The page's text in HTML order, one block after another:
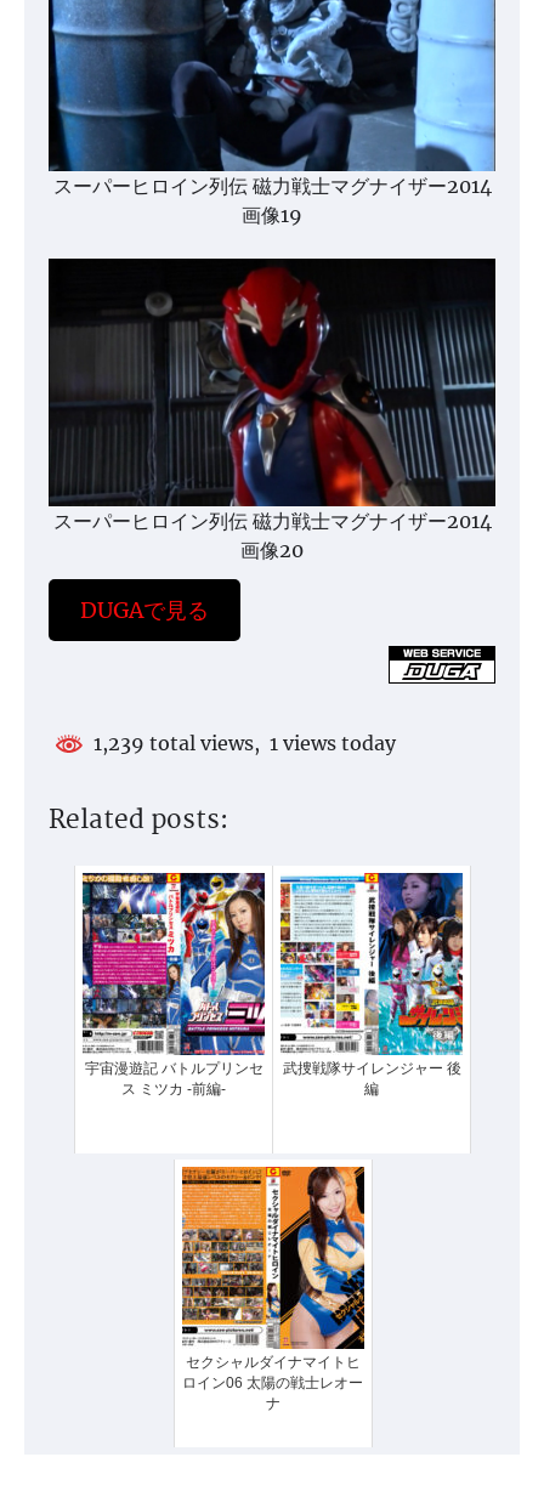
スーパーヒロイン列伝 磁力戦士マグナイザー2014
画像19
スーパーヒロイン列伝 磁力戦士マグナイザー2014
画像20
DUGAで見る
1,239 total views, 1 views today
Related posts:
宇宙漫遊記 バトルプリンセ
ス ミツカ -前編-
武捜戦隊サイレンジャー 後
編
セクシャルダイナマイトヒ
ロイン06 太陽の戦士レオー
ナ